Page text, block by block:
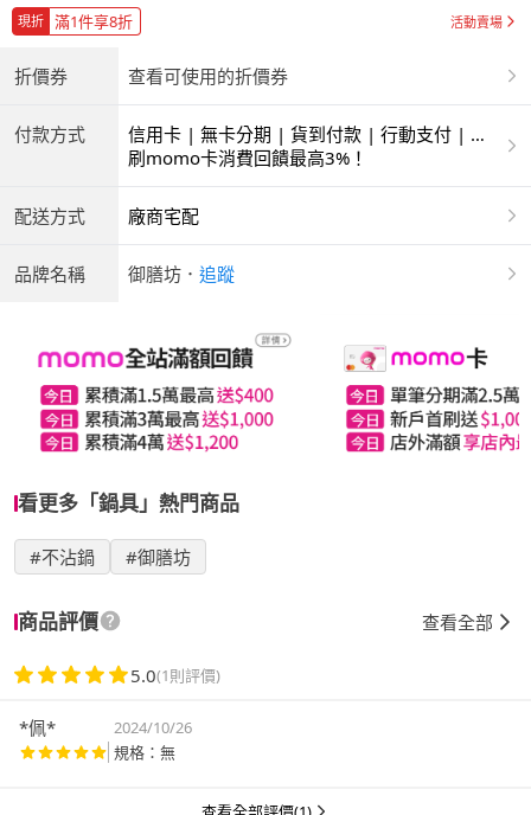
現折 滿1件享8折 活動賣場
折價券 查看可使用的折價券
付款方式
信用卡 | 無卡分期 | 貨到付款 | 行動支付 | 超
商付款 | ATM | 銀聯卡
刷momo卡消費回饋最高3%！
配送方式 廠商宅配
品牌名稱 御膳坊 ． 追蹤
看更多「鍋具」熱門商品
#不沾鍋 #御膳坊
商品評價 查看全部
5.0(1則評價)
*佩*
2024/10/26
規格：無